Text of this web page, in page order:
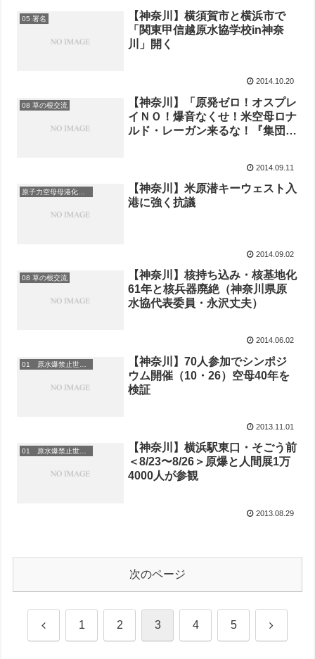
05 署名
【神奈川】横須賀市と横浜市で
「関東甲信越原水協学校in神奈
川」開く
2014.10.20
08 草の根交流
【神奈川】「原発ゼロ！オスプレ
イＮＯ！爆音なくせ！米空母ロナ
ルド・レーガン来るな！『集団的
2014.09.11
原子力空母母港化反対
【神奈川】米原潜キーウェスト入
港に強く抗議
2014.09.02
08 草の根交流
【神奈川】核持ち込み・核基地化
61年と核兵器廃絶（神奈川県原
水協代表委員・永沢丈夫）
2014.06.02
01 原水爆禁止世界大会
【神奈川】70人参加でシンポジ
ウム開催（10・26）空母40年を
検証
2013.11.01
01 原水爆禁止世界大会
【神奈川】横浜駅東口・そごう前
＜8/23〜8/26＞原爆と人間展1万
4000人が参観
2013.08.29
次のページ
前 1 2 3 4 5 次